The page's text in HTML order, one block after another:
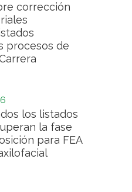
corrección
procesos de
los listados
la fase
para FEA